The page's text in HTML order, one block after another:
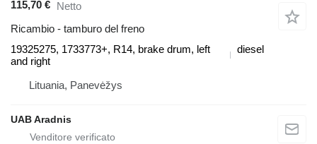
115,70 € Netto
Ricambio - tamburo del freno
19325275, 1733773+, R14, brake drum, left
and right
diesel
Lituania, Panevėžys
UAB Aradnis